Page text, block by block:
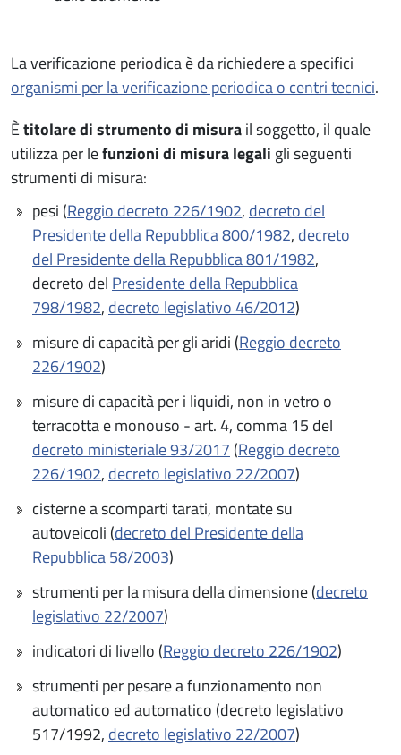
La verificazione periodica è da richiedere a specifici
organismi per la verificazione periodica o centri tecnici.
Ètitolare di strumento di misurail soggetto, il quale
utilizza per lefunzioni di misura legali gli seguenti
strumenti di misura:
pesi (Reggio decreto 226/1902, decreto del
Presidente della Repubblica 800/1982, decreto
del Presidente della Repubblica 801/1982,
decreto del Presidente della Repubblica
798/1982, decreto legislativo 46/2012)
misure di capacità per gli aridi (Reggio decreto
226/1902)
misure di capacità per i liquidi, non in vetro o
terracotta e monouso - art. 4, comma 15 del
decreto ministeriale 93/2017 (Reggio decreto
226/1902, decreto legislativo 22/2007)
cisterne a scomparti tarati, montate su
autoveicoli (decreto del Presidente della
Repubblica 58/2003)
strumenti per la misura della dimensione (decreto
legislativo 22/2007)
indicatori di livello (Reggio decreto 226/1902)
strumenti per pesare a funzionamento non
automatico ed automatico (decreto legislativo
517/1992, decreto legislativo 22/2007)